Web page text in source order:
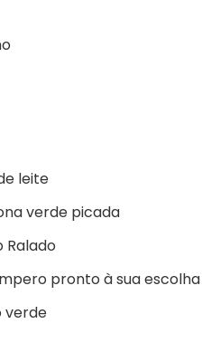
leite
verde picada
Ralado
pronto à sua escolha
verde